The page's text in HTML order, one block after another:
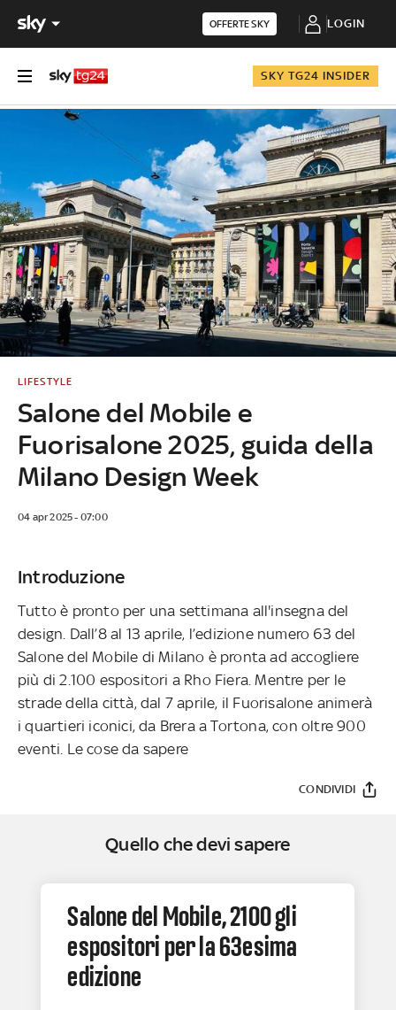
OFFERTE SKY LOGIN
SKY TG24 INSIDER
Salone del Mobile e
Fuorisalone 2025, guida della
Milano Design Week
LIFESTYLE
04 apr 2025 - 07:00
Introduzione
Tutto è pronto per una settimana all'insegna del
design. Dall’8 al 13 aprile, l’edizione numero 63 del
Salone del Mobile di Milano è pronta ad accogliere
più di 2.100 espositori a Rho Fiera. Mentre per le
strade della città, dal 7 aprile, il Fuorisalone animerà
i quartieri iconici, da Brera a Tortona, con oltre 900
eventi. Le cose da sapere
CONDIVIDI
Quello che devi sapere
Salone del Mobile, 2100 gli
espositori per la 63esima
edizione